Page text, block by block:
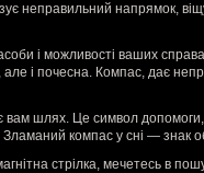
неправильний напрямок,
і можливості ваших
і почесна. Компас, дає
вам шлях. Це символ
компас у сні — знак
стрілка, мечетесь в